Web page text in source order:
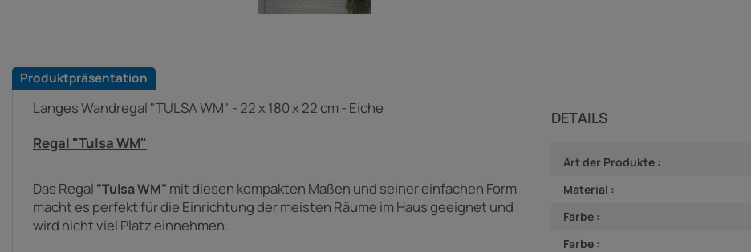
Produktpräsentation
Langes Wandregal "TULSA WM" - 22 x 180 x 22 cm - Eiche
Regal "Tulsa WM"
Das Regal "Tulsa WM" mit diesen kompakten Maßen und seiner einfachen Form
macht es perfekt für die Einrichtung der meisten Räume im Haus geeignet und
wird nicht viel Platz einnehmen.
DETAILS
Art der Produkte :
Material :
Farbe :
Farbe :